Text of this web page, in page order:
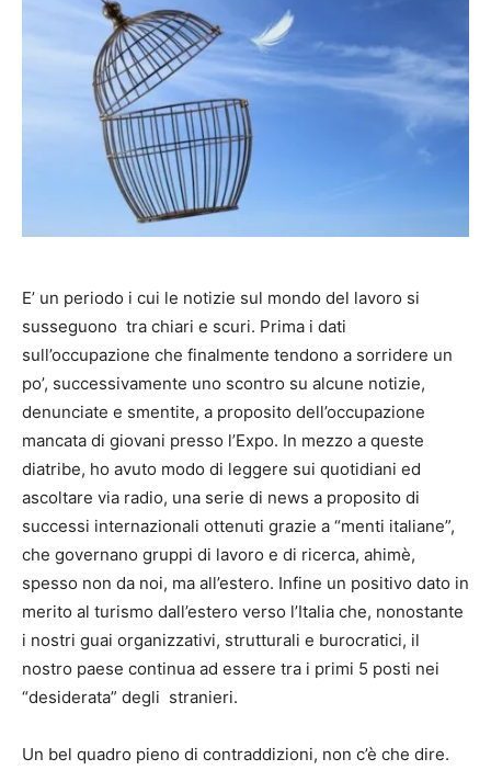
E’ un periodo i cui le notizie sul mondo del lavoro si
susseguono tra chiari e scuri. Prima i dati
sull’occupazione che finalmente tendono a sorridere un
po’, successivamente uno scontro su alcune notizie,
denunciate e smentite, a proposito dell’occupazione
mancata di giovani presso l’Expo. In mezzo a queste
diatribe, ho avuto modo di leggere sui quotidiani ed
ascoltare via radio, una serie di news a proposito di
successi internazionali ottenuti grazie a “menti italiane”,
che governano gruppi di lavoro e di ricerca, ahimè,
spesso non da noi, ma all’estero. Infine un positivo dato in
merito al turismo dall’estero verso l’Italia che, nonostante
i nostri guai organizzativi, strutturali e burocratici, il
nostro paese continua ad essere tra i primi 5 posti nei
“desiderata” degli stranieri.
Un bel quadro pieno di contraddizioni, non c’è che dire.